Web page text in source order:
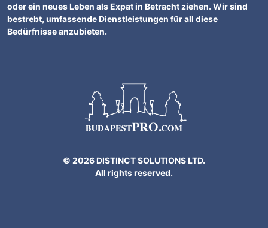
oder ein neues Leben als Expat in Betracht ziehen. Wir sind
bestrebt, umfassende Dienstleistungen für all diese
Bedürfnisse anzubieten.
© 2026 DISTINCT SOLUTIONS LTD.
All rights reserved.